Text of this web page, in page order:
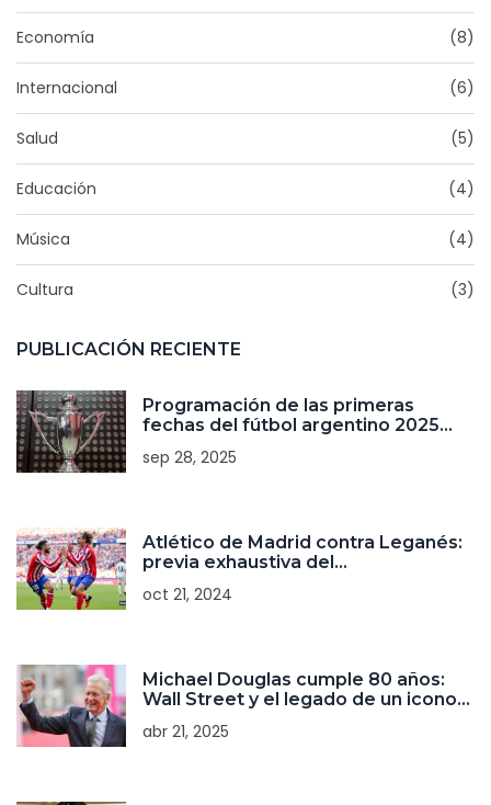
Economía (8)
Internacional (6)
Salud (5)
Educación (4)
Música (4)
Cultura (3)
PUBLICACIÓN RECIENTE
Programación de las primeras
fechas del fútbol argentino 2025
sep 28, 2025
Atlético de Madrid contra Leganés:
previa exhaustiva del
oct 21, 2024
Michael Douglas cumple 80 años:
Wall Street y el legado de un icono
abr 21, 2025